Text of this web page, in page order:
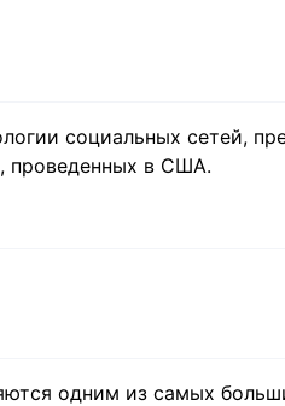
социальных сетей,
проведенных в США.
одним из самых